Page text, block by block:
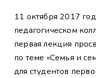
11 октября 2017
педагогическом
первая лекция
по теме «Семья и
для студентов